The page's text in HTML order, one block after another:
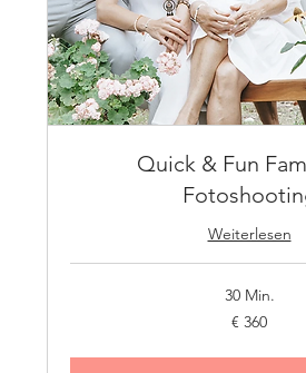
Quick & Fun
Weiterlesen
30 Min.
€ 360